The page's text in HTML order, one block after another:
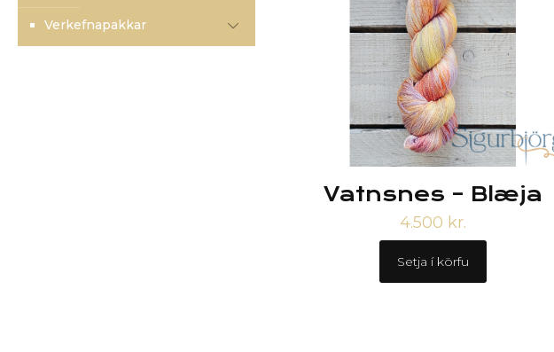
Vatnsnes – Blæja
4.500 kr.
Setja í körfu
Verkefnapakkar